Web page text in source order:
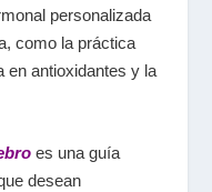
personalizada
como la práctica
en antioxidantes y la
es una guía
desean